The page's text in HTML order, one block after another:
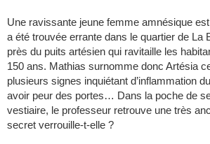
Une ravissante jeune femme amnésique est
a été trouvée errante dans le quartier de La
près du puits artésien qui ravitaille les
150 ans. Mathias surnomme donc Artésia
plusieurs signes inquiétant d’inflammation
avoir peur des portes… Dans la poche de
vestiaire, le professeur retrouve une très
secret verrouille-t-elle ?